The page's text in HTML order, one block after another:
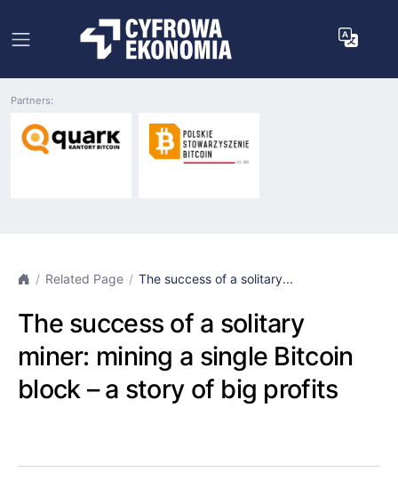
Partners:
Related Page The success of a solitary...
The success of a solitary
miner: mining a single Bitcoin
block – a story of big profits